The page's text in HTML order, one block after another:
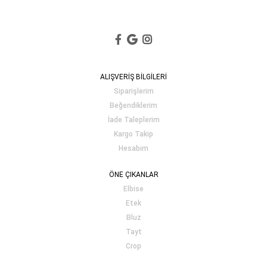
ALIŞVERİŞ BİLGİLERİ
Siparişlerim
Beğendiklerim
İade Taleplerim
Kargo Takip
Hesabım
ÖNE ÇIKANLAR
Elbise
Etek
Bluz
Tayt
Crop